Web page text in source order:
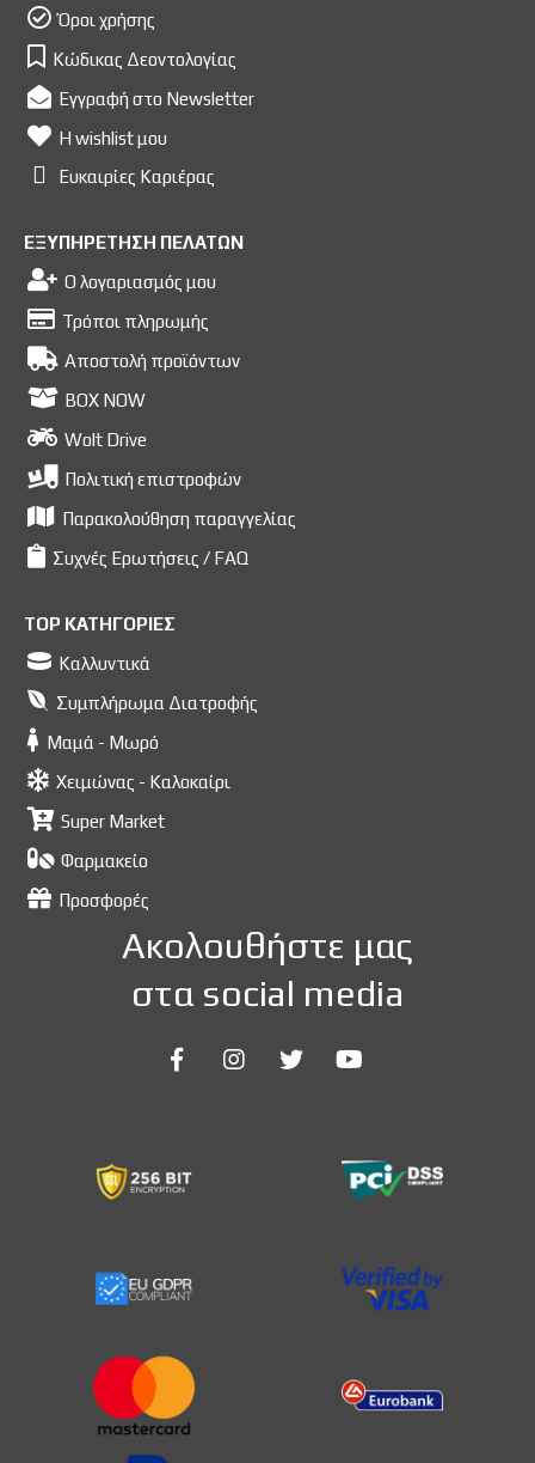
Όροι χρήσης
Κώδικας Δεοντολογίας
Εγγραφή στο Newsletter
Η wishlist μου
Ευκαιρίες Kαριέρας
ΕΞΥΠΗΡΕΤΗΣΗ ΠΕΛΑΤΩΝ
Ο λογαριασμός μου
Τρόποι πληρωμής
Αποστολή προϊόντων
BOX NOW
Wolt Drive
Πολιτική επιστροφών
Παρακολούθηση παραγγελίας
Συχνές Ερωτήσεις / FAQ
TOP ΚΑΤΗΓΟΡΙΕΣ
Καλλυντικά
Συμπλήρωμα Διατροφής
Μαμά - Μωρό
Χειμώνας - Καλοκαίρι
Super Market
Φαρμακείο
Προσφορές
Ακολουθήστε μας
στα social media